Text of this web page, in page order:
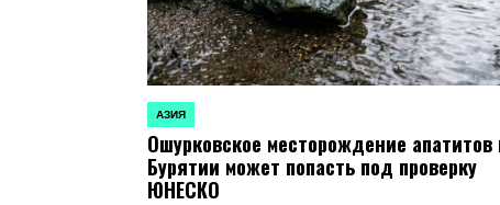
ОПУБЛИКОВАНО
В
АЗИЯ
Ошурковское месторождение апатитов
Бурятии может попасть под проверку
ЮНЕСКО